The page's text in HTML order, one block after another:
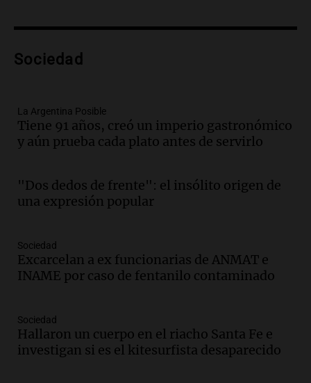
Audio.
Noticias
Episodios
Audio.La Rioja inicia pago de bonos y
Panorama Federal
Episodios
"Cordillera y Mar" y llenaron de
carnaval el estudio de Cadena 3
Juntos
comienza con sorpresas y grandes
premios para los visitantes
Noticias
Sociedad
La Argentina Posible
Tiene 91 años, creó un imperio gastronómico
y aún prueba cada plato antes de servirlo
"Dos dedos de frente": el insólito origen de
una expresión popular
Sociedad
Excarcelan a ex funcionarias de ANMAT e
INAME por caso de fentanilo contaminado
Sociedad
Hallaron un cuerpo en el riacho Santa Fe e
investigan si es el kitesurfista desaparecido